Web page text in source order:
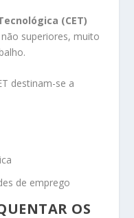
(CET)
superiores, muito
destinam-se a
de emprego
OS